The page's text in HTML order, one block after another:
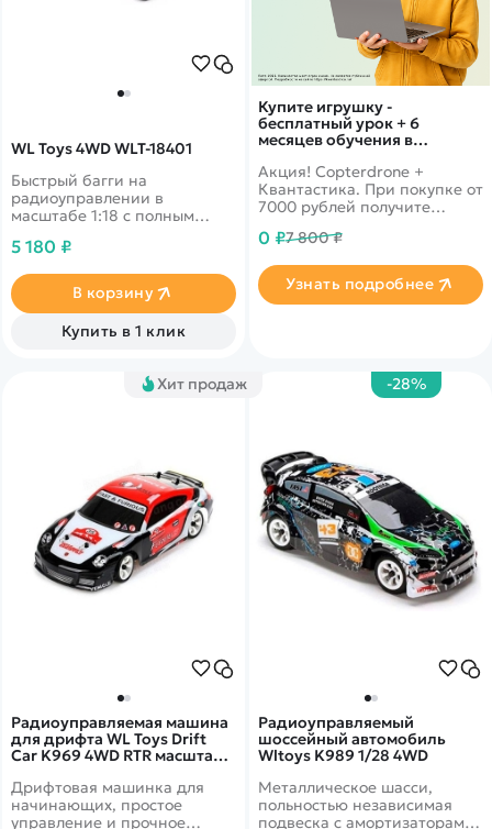
Купите игрушку -
бесплатный урок + 6
месяцев обучения в
Акция! Copterdrone +
Квантастика. При покупке от
7000 рублей получите
нашего партнера
0 ₽7 800 ₽
Узнать подробнее
WL Toys 4WD WLT-18401
Быстрый багги на
радиоуправлении в
масштабе 1:18 с полным
и независимой подвеской.
5 180 ₽
В корзину
Купить в 1 клик
Хит продаж
Радиоуправляемая машина
для дрифта WL Toys Drift
Car K969 4WD RTR масштаб
Дрифтовая машинка для
начинающих, простое
управление и прочное
-28%
Радиоуправляемый
шоссейный автомобиль
Wltoys K989 1/28 4WD
Металлическое шасси,
польностью независимая
подвеска с амортизаторами,